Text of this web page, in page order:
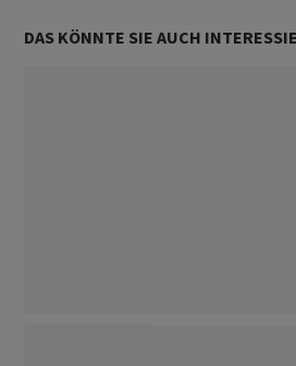
DAS KÖNNTE SIE AUCH